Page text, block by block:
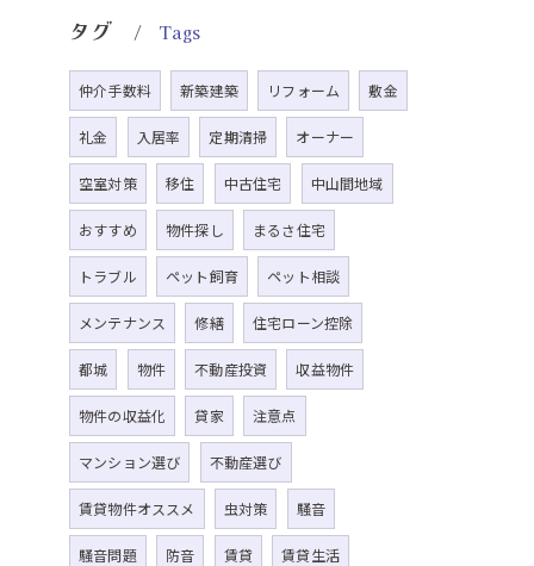
タグ Tags
仲介手数料 新築建築 リフォーム 敷金
礼金 入居率 定期清掃 オーナー
空室対策 移住 中古住宅 中山間地域
おすすめ 物件探し まるさ住宅
トラブル ペット飼育 ペット相談
メンテナンス 修繕 住宅ローン控除
都城 物件 不動産投資 収益物件
物件の収益化 貸家 注意点
マンション選び 不動産選び
賃貸物件オススメ 虫対策 騒音
騒音問題 防音 賃貸 賃貸生活